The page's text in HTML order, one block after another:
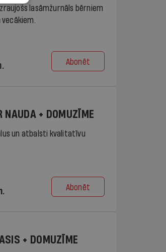
lasāmžurnāls bērniem
Abonēt
NAUDA + DOMUZĪME
un atbalsti kvalitatīvu
Abonēt
+ DOMUZĪME